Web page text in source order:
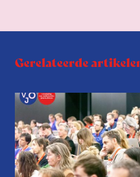
Gerelateerde